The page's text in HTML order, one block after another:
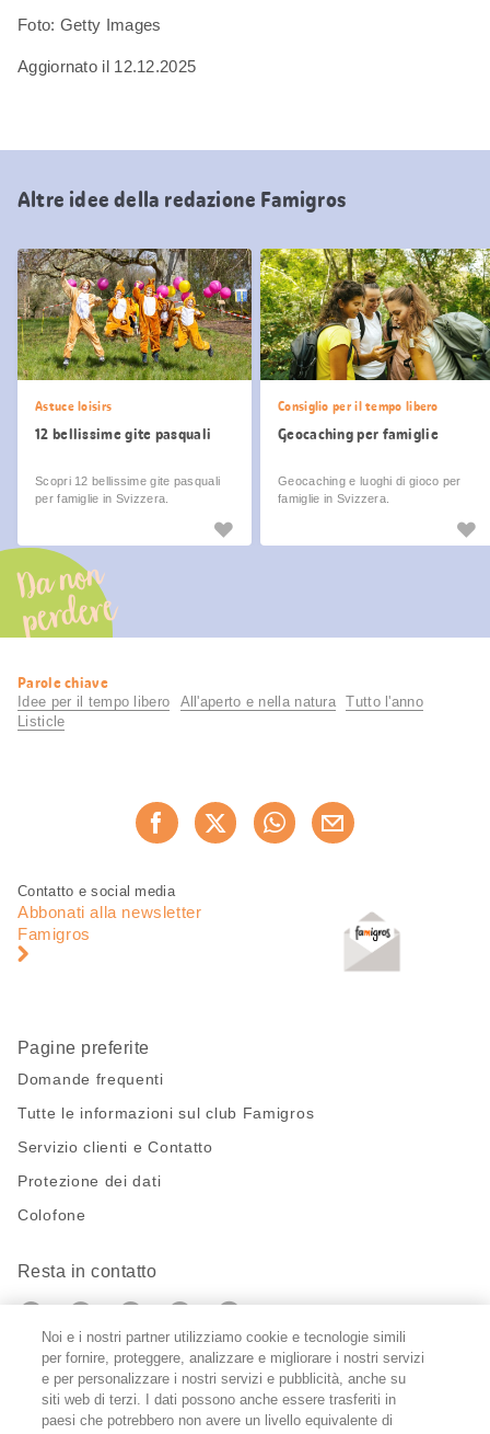
Foto: Getty Images
Aggiornato il 12.12.2025
Altre idee della redazione Famigros
Astuce loisirs
12 bellissime gite pasquali
Scopri 12 bellissime gite pasquali
per famiglie in Svizzera.
Consiglio per il tempo libero
Geocaching per famiglie
Geocaching e luoghi di gioco per
famiglie in Svizzera.
Da non
perdere
Informazioni
utili
Parole chiave
Idee per il tempo libero All'aperto e nella natura
Tutto l'anno
Listicle
Consiglia ora
Piè
pagina
Navigazione
pagina
Contatto e social media
Abbonati alla newsletter
Famigros
Pagine preferite
Domande frequenti
Tutte le informazioni sul club Famigros
Servizio clienti e Contatto
Protezione dei dati
Colofone
Resta in contatto
https://twitter.com/migros?
https://www.youtube.com/user/
PinterestInstagram
Impostazioni cookie
Noi e i nostri partner utilizziamo cookie e tecnologie simili
per fornire, proteggere, analizzare e migliorare i nostri servizi
e per personalizzare i nostri servizi e pubblicità, anche su
siti web di terzi. I dati possono anche essere trasferiti in
paesi che potrebbero non avere un livello equivalente di